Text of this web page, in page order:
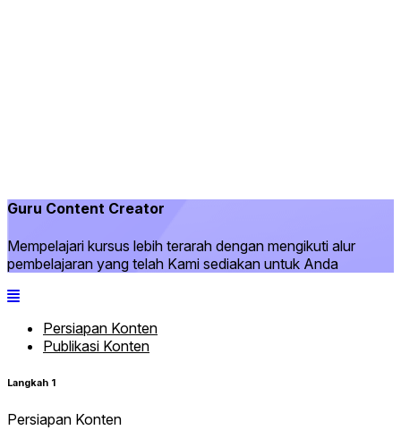
Guru Content Creator
Mempelajari kursus lebih terarah dengan mengikuti alur
pembelajaran yang telah Kami sediakan untuk Anda
Persiapan Konten
Publikasi Konten
Langkah 1
Persiapan Konten